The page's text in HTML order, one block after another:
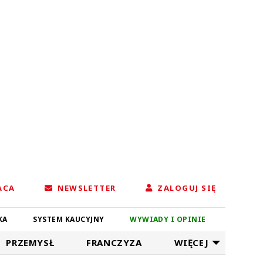
NEWSLETTER ZALOGUJ SIĘ
SYSTEM KAUCYJNY WYWIADY I OPINIE
PRZEMYSŁ FRANCZYZA WIĘCEJ